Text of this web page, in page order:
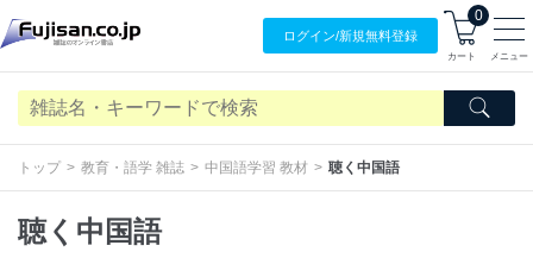
ログイン/新規無料登録
0
カート メニュー
トップ 教育・語学 雑誌 中国語学習 教材 聴く中国語
聴く中国語